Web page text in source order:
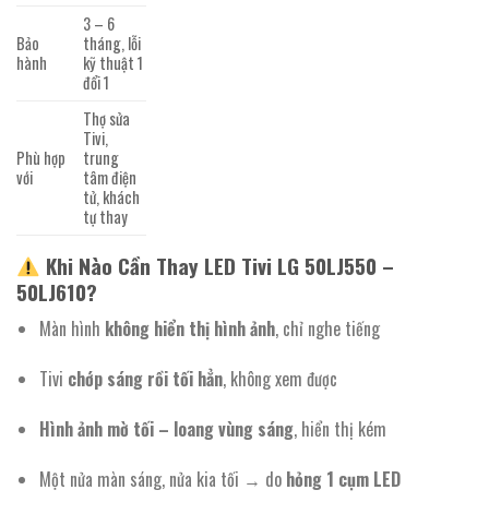
Bảo
hành
3 – 6
tháng, lỗi
kỹ thuật 1
đổi 1
Phù hợp
với
Thợ sửa
Tivi,
trung
tâm điện
tử, khách
tự thay
Khi Nào Cần Thay LED Tivi LG 50LJ550 –
50LJ610?
Màn hình không hiển thị hình ảnh, chỉ nghe tiếng
Tivi chớp sáng rồi tối hẳn, không xem được
Hình ảnh mờ tối – loang vùng sáng, hiển thị kém
Một nửa màn sáng, nửa kia tối → do hỏng 1 cụm LED